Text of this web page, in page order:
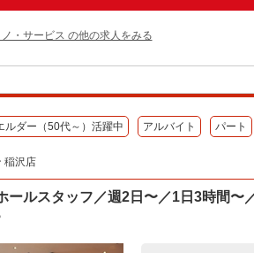
・サービス の他の求人をみる
ルダー（50代～）活躍中 アルバイト パート
稲沢店
ールスタッフ／週2日〜／1日3時間〜